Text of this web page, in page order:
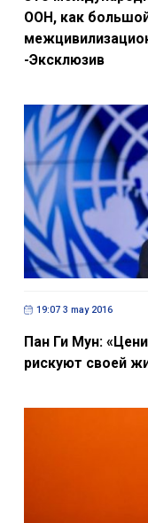
ООН, как
-Эксклюзив
19:07 3 may 2016
Пан Ги Мун:
рискуют своей